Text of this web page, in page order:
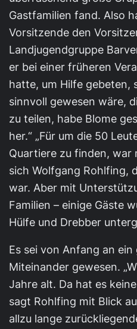
Gastfamilien fand. Also
Vorsitzende den
Landjugendgruppe
er bei einer früheren
hatte, um Hilfe gebeten,
sinnvoll gewesen wäre,
zu teilen, habe Blome
her.“ „Für um die 50
Quartiere zu finden, war
sich Wolfgang Rohlfing,
war. Aber mit
Familien – einige Gäste
Hülfe und Drebber
Es sei von Anfang an
Miteinander gewesen.
Jahre alt. Da hat es
sagt Rohlfing mit Blick
allzu lange